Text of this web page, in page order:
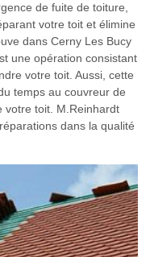
de fuite de toiture,
votre toit et élimine
dans Cerny Les Bucy
une opération consistant
votre toit. Aussi, cette
temps au couvreur de
votre toit. M.Reinhardt
dans la qualité